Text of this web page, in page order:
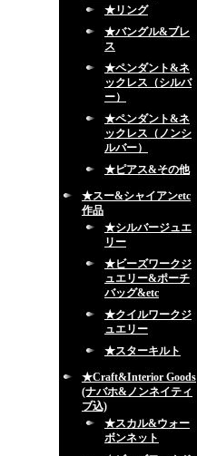
★リング
★バングル&ブレ
ス
★ペンダント&ネ
ックレス（シルバ
ー）
★ペンダント&ネ
ックレス（ノンシ
ルバー）
★ピアス&その他
★スー&シャイアンetc
作品
★シルバージュエ
リー
★ビーズワークジ
ュエリー&ポーチ
バッグ&etc
★クイルワークジ
ュエリー
★スターキルト
★Craft&Interior Goods
(ナバホ&ノンネイティ
ブ込)
★スカル&ウォー
ボンネット